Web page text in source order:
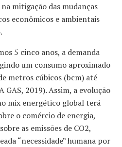
mitigação das mudanças
econômicos e ambientais
5 cinco anos, a demanda
um consumo aproximado
metros cúbicos (bcm) até
GAS, 2019). Assim, a evolução
mix energético global terá
o comércio de energia,
as emissões de CO2,
“necessidade” humana por